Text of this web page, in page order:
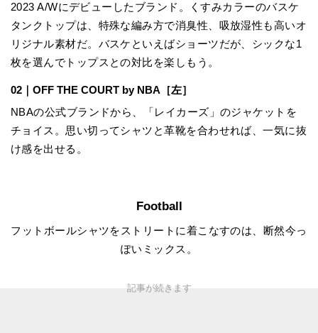
2023 A/Wにデビューしたブランド。くすみカラーのバスケ
タンクトップは、特殊な編み方で消臭性、吸放湿性も高いオ
リジナル素材だ。バスケといえばショーツだが、シックな1
枚を選んでトップスとの対比を楽しもう。
02｜OFF THE COURT by NBA ［左］
NBAの公式ブランドから、「レイカーズ」のジャケットを
チョイス。思い切ってシャツと革靴を合わせれば、一気に抜
け感を出せる。
Football
フットボールシャツをストリートに着こなすのは、断然今っ
ぽいミックス。